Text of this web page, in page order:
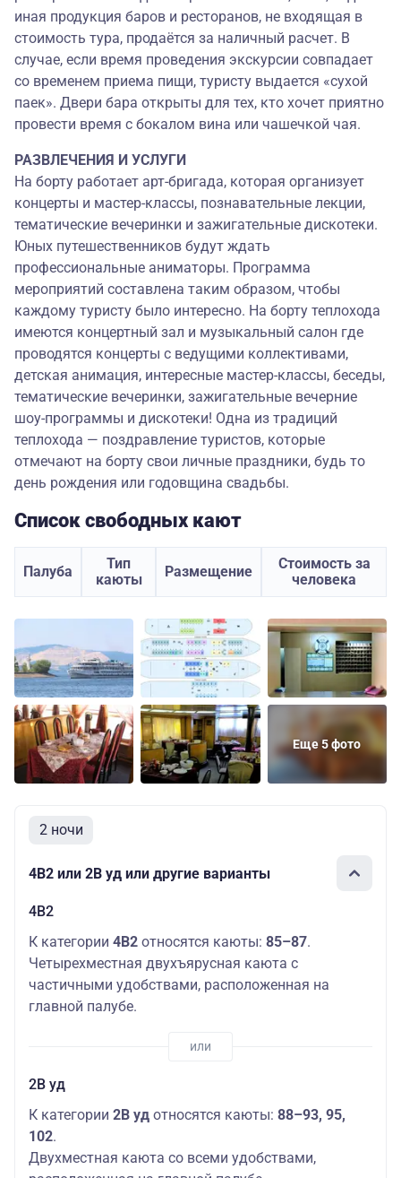
иная продукция баров и ресторанов, не входящая в
стоимость тура, продаётся за наличный расчет. В
случае, если время проведения экскурсии совпадает
со временем приема пищи, туристу выдается «сухой
паек». Двери бара открыты для тех, кто хочет приятно
провести время с бокалом вина или чашечкой чая.
РАЗВЛЕЧЕНИЯ И УСЛУГИ
На борту работает арт-бригада, которая организует
концерты и мастер-классы, познавательные лекции,
тематические вечеринки и зажигательные дискотеки.
Юных путешественников будут ждать
профессиональные аниматоры. Программа
мероприятий составлена таким образом, чтобы
каждому туристу было интересно. На борту теплохода
имеются концертный зал и музыкальный салон где
проводятся концерты с ведущими коллективами,
детская анимация, интересные мастер-классы, беседы,
тематические вечеринки, зажигательные вечерние
шоу-программы и дискотеки! Одна из традиций
теплохода — поздравление туристов, которые
отмечают на борту свои личные праздники, будь то
день рождения или годовщина свадьбы.
Список свободных кают
Палуба
Тип
каюты
Размещение
Стоимость за
человека
Еще 5 фото
2 ночи
4В2 или 2В уд или другие варианты
4В2
К категории 4В2 относятся каюты: 85–87.
Четырехместная двухъярусная каюта с
частичными удобствами, расположенная на
главной палубе.
2В уд
К категории 2В уд относятся каюты: 88–93, 95,
102.
Двухместная каюта со всеми удобствами,